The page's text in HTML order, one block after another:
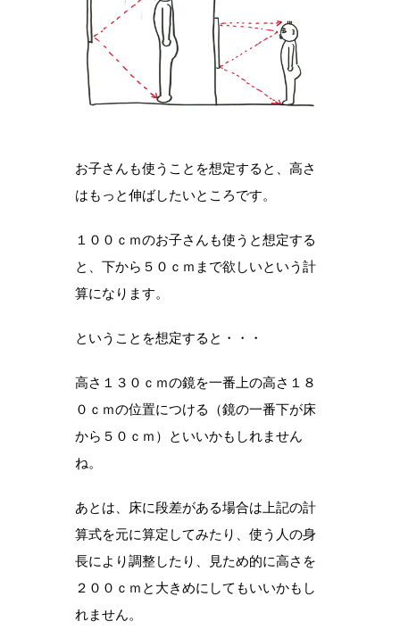
お子さんも使うことを想定すると、高さ
はもっと伸ばしたいところです。
１００ｃｍのお子さんも使うと想定する
と、下から５０ｃｍまで欲しいという計
算になります。
ということを想定すると・・・
高さ１３０ｃｍの鏡を一番上の高さ１８
０ｃｍの位置につける（鏡の一番下が床
から５０ｃｍ）といいかもしれません
ね。
あとは、床に段差がある場合は上記の計
算式を元に算定してみたり、使う人の身
長により調整したり、見ため的に高さを
２００ｃｍと大きめにしてもいいかもし
れません。